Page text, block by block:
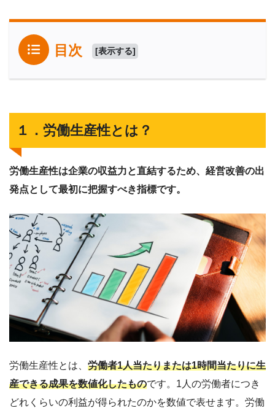
目次 [表示する]
１．労働生産性とは？
労働生産性は企業の収益力と直結するため、経営改善の出
発点として最初に把握すべき指標です。
労働生産性とは、 労働者1人当たりまたは1時間当たりに生
産できる成果を数値化したものです。1人の労働者につき
どれくらいの利益が得られたのかを数値で表せます。労働